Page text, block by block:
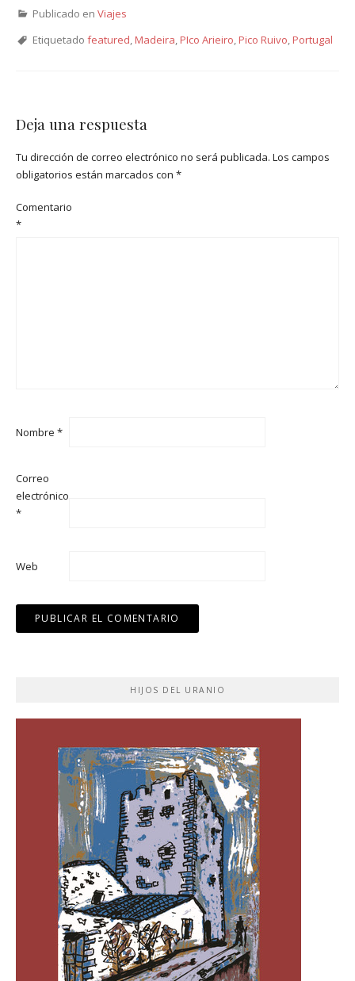
Publicado en Viajes
Etiquetado featured,Madeira,PIco Arieiro,Pico Ruivo,Portugal
Deja una respuesta
Tu dirección de correo electrónico no será publicada. Los campos
obligatorios están marcados con *
Comentario
*
Nombre *
Correo
electrónico
*
Web
HIJOS DEL URANIO